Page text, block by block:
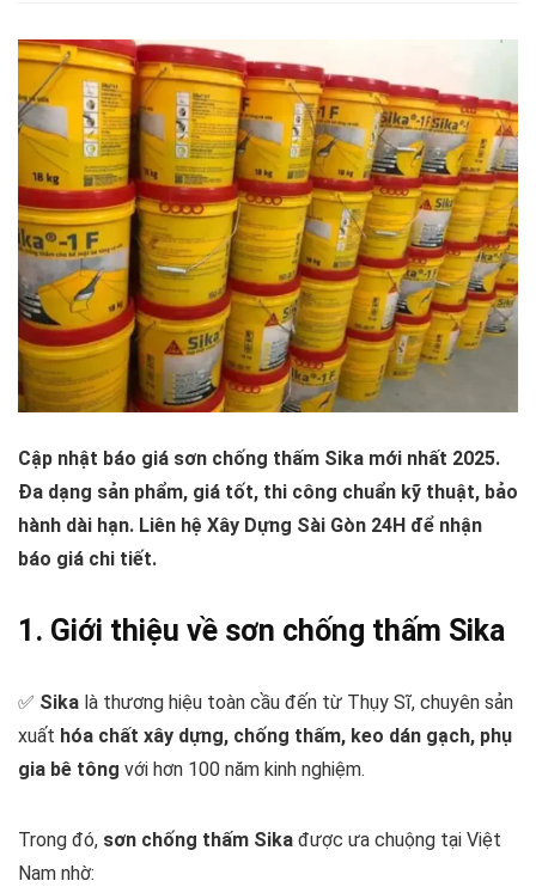
Cập nhật báo giá sơn chống thấm Sika mới nhất 2025.
Đa dạng sản phẩm, giá tốt, thi công chuẩn kỹ thuật, bảo
hành dài hạn. Liên hệ Xây Dựng Sài Gòn 24H để nhận
báo giá chi tiết.
1. Giới thiệu về sơn chống thấm Sika
✅ Sika là thương hiệu toàn cầu đến từ Thụy Sĩ, chuyên sản
xuất hóa chất xây dựng, chống thấm, keo dán gạch, phụ
gia bê tông với hơn 100 năm kinh nghiệm.
Trong đó, sơn chống thấm Sika được ưa chuộng tại Việt
Nam nhờ: